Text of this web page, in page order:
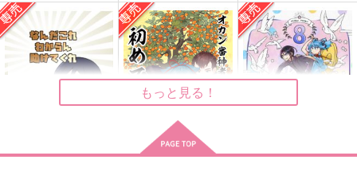
道草ランプ
1,887円（税込）
小夜左文字
アートブック KAKI
撞木家
2,515円（税込）
小夜左文字
サンプル
作品詳細
の初めての大豊作
いもポテト
990円 （税込）
小夜左文字
もっと見る！